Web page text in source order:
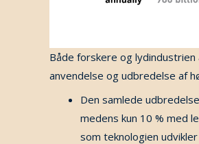
Både forskere og
anvendelse og udbredelse af
Den samlede
medens kun 10 % med
som teknologien